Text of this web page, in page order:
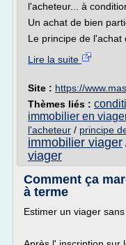
l'acheteur... à
Un achat de bien
Le principe de l'achat
Lire la suite
Site : https://
Thèmes liés :
immobilier en
l'acheteur / principe
immobilier viager
viager
Comment ça
à terme
Estimer un viager